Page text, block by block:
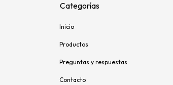
Categorías
Inicio
Productos
Preguntas y respuestas
Contacto